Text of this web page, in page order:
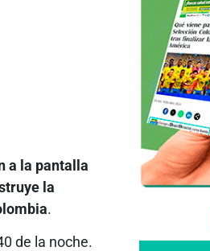
a la pantalla
la
.
de la noche.